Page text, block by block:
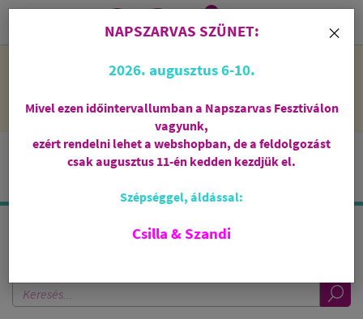
NAPSZARVAS SZÜNET: 2026. augusztus 6-10 - rendelni lehet
feldolgozni őket.
i
0
KERESÉS A TUDÁSTÁRBAN
×
NAPSZARVAS SZÜNET:
2026. augusztus 6-10.
Mivel ezen időintervallumban a Napszarvas Fesztiválon
vagyunk,
ezért rendelni lehet a webshopban, de a feldolgozást
csak augusztus 11-én kedden kezdjük el.
Szépséggel, áldással:
Csilla & Szandi